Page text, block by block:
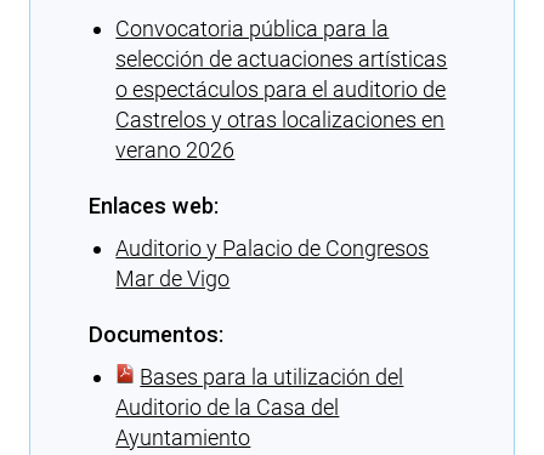
Convocatoria pública para la
selección de actuaciones artísticas
o espectáculos para el auditorio de
Castrelos y otras localizaciones en
verano 2026
Enlaces web:
Auditorio y Palacio de Congresos
Mar de Vigo
Documentos:
Bases para la utilización del
Auditorio de la Casa del
Ayuntamiento